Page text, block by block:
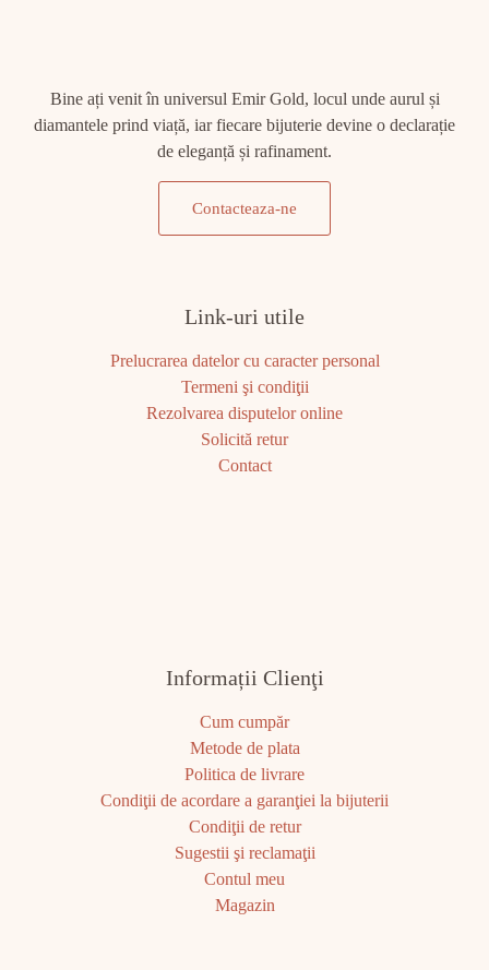
Bine ați venit în universul Emir Gold, locul unde aurul și
diamantele prind viață, iar fiecare bijuterie devine o declarație
de eleganță și rafinament.
Contacteaza-ne
Link-uri utile
Prelucrarea datelor cu caracter personal
Termeni şi condiţii
Rezolvarea disputelor online
Solicită retur
Contact
Informații Clienţi
Cum cumpăr
Metode de plata
Politica de livrare
Condiţii de acordare a garanţiei la bijuterii
Condiţii de retur
Sugestii şi reclamaţii
Contul meu
Magazin